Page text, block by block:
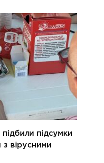
підсумки
вірусними